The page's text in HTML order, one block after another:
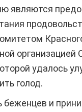
являются
удалось
голод.
и